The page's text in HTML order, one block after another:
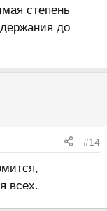
степень
до
#14
всех.